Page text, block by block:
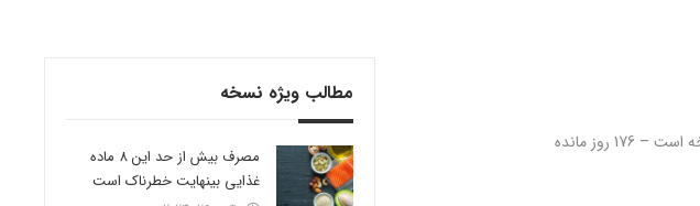
روز صد و چهارم بارداری – الان هفته ی 14 ام و روز ششم چرخه است – 176 روز مانده
مطالب ویژه نسخه
مصرف بیش از حد این 8 ماده
غذایی بینهایت خطرناک است